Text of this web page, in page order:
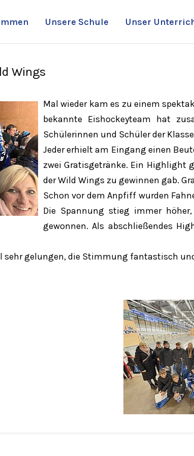
Unsere Schule Unser
Wings
Mal wieder kam es zu einem
bekannte Eishockeyteam hat
Schülerinnen und Schüler der
Jeder erhielt am Eingang einen
zwei Gratisgetränke. Ein Highlight
der Wild Wings zu gewinnen gab.
Schon vor dem Anpfiff wurden
Die Spannung stieg immer
gewonnen. Als abschließendes
sehr gelungen, die Stimmung fantastisch